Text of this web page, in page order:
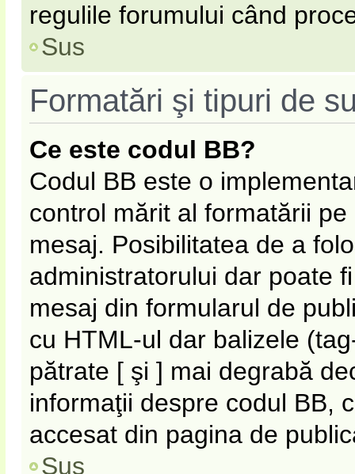
regulile forumului când
Sus
Formatări şi tipuri de
Ce este codul BB?
Codul BB este o
control mărit al formatării
mesaj. Posibilitatea de a
administratorului dar poate
mesaj din formularul de
cu HTML-ul dar balizele
pătrate [ şi ] mai degrabă
informaţii despre codul BB,
accesat din pagina de
Sus